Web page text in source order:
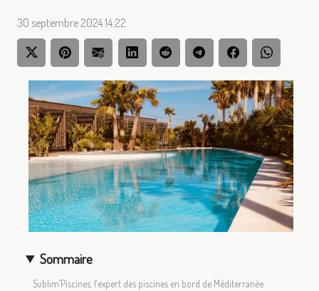
30 septembre 2024 14:22
Sommaire
Sublim'Piscines, l'expert des piscines en bord de Méditerranée